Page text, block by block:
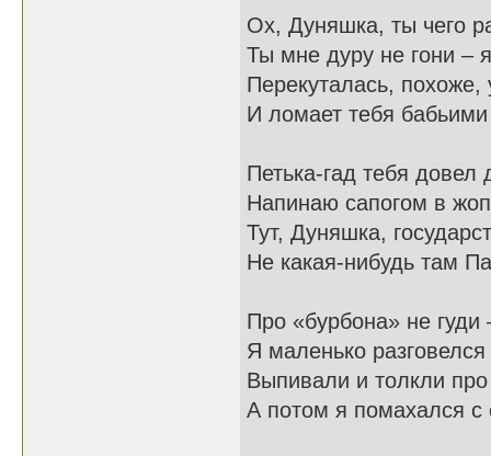
Ох, Дуняшка, ты чего
Ты мне дуру не гони –
Перекуталась, похоже,
И ломает тебя
Петька-гад тебя довел
Напинаю сапогом в
Тут, Дуняшка,
Не какая-нибудь там
Про «бурбона» не гуди
Я маленько
Выпивали и толкли про
А потом я помахался с